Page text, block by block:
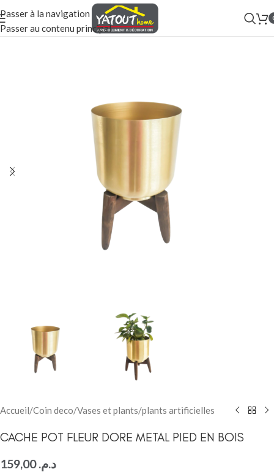
Passer à la navigation
Passer au contenu principal
Accueil/Coin deco/Vases et plants/plants artificielles
CACHE POT FLEUR DORE METAL PIED EN BOIS
د.م.159,00